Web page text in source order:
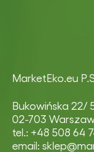
MarketEko.eu
Bukowińska 22/
02-703
tel.: +48 508 64
email: